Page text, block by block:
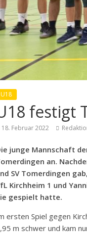
U18
festigt
18. Februar 2022
junge Mannschaft
an.
SV Tomerdingen
Kirchheim 1 und
gespielt hatte.
ersten Spiel gegen
m schwer und kam